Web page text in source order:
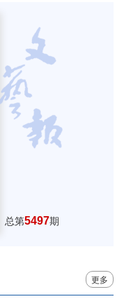
总第5497期
更多